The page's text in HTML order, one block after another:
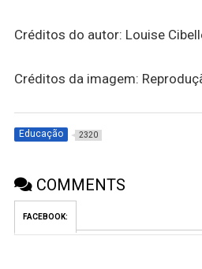
Créditos do autor: Louise
Créditos da imagem:
Educação 2320
COMMENTS
FACEBOOK: